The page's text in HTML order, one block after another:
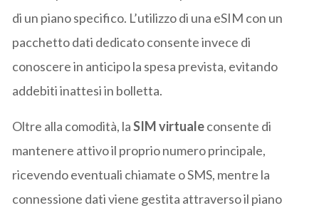
di un piano specifico. L’utilizzo di una eSIM con un
pacchetto dati dedicato consente invece di
conoscere in anticipo la spesa prevista, evitando
addebiti inattesi in bolletta.
Oltre alla comodità, laSIM virtualeconsente di
mantenere attivo il proprio numero principale,
ricevendo eventuali chiamate o SMS, mentre la
connessione dati viene gestita attraverso il piano